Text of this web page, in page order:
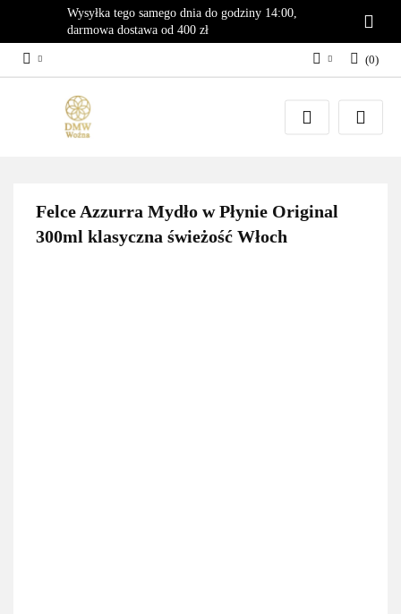
Wysyłka tego samego dnia do godziny 14:00,
darmowa dostawa od 400 zł
Zaloguj się
Załóż konto
(0)
Felce Azzurra Mydło w Płynie Original
300ml klasyczna świeżość Włoch